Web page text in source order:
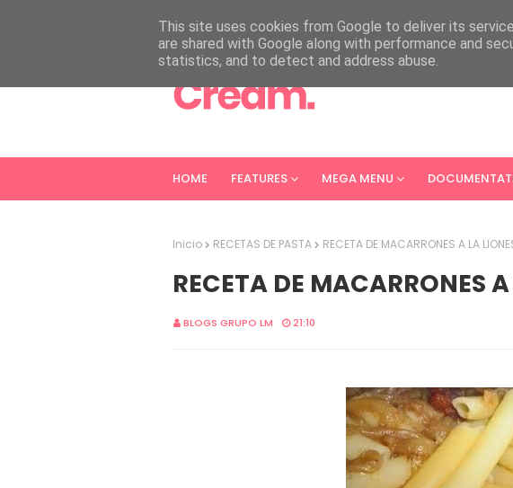
HOME FEATURES MEGA MENU
Inicio RECETAS DE PASTA RECETA DE MACARRONES A LA
RECETA DE MACARRONES
BLOGS GRUPO LM 21:10
This site uses cookies from Google to deliver its
are shared with Google along with performance and
statistics, and to detect and address abuse.